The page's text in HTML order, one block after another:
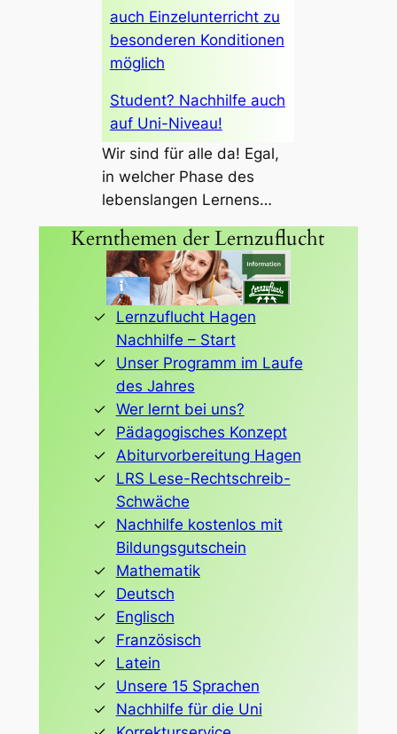
auch Einzelunterricht zu
besonderen Konditionen
möglich
Student? Nachhilfe auch
auf Uni-Niveau!
Wir sind für alle da! Egal,
in welcher Phase des
lebenslangen Lernens…
Kernthemen der Lernzuflucht
Lernzuflucht Hagen
Nachhilfe – Start
Unser Programm im Laufe
des Jahres
Wer lernt bei uns?
Pädagogisches Konzept
Abiturvorbereitung Hagen
LRS Lese-Rechtschreib-
Schwäche
Nachhilfe kostenlos mit
Bildungsgutschein
Mathematik
Deutsch
Englisch
Französisch
Latein
Unsere 15 Sprachen
Nachhilfe für die Uni